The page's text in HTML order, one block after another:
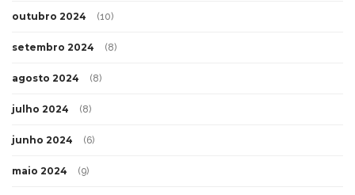
outubro 2024 (10)
setembro 2024 (8)
agosto 2024 (8)
julho 2024 (8)
junho 2024 (6)
maio 2024 (9)